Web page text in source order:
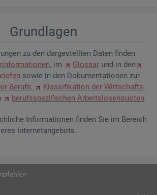
Grund­la­gen
zu den dar­ge­stell­ten Daten fin­den
, im Glos­sar und in den
sowie in den Do­ku­men­ta­tio­nen zur
Be­ru­fe,
Klas­si­fi­ka­ti­on der Wirt­schafts­
be­rufs­spe­zi­fi­schen Ar­beits­lo­sen­quo­ten.
In­for­ma­tio­nen fin­den Sie im Be­reich
In­ter­net­an­ge­bots.